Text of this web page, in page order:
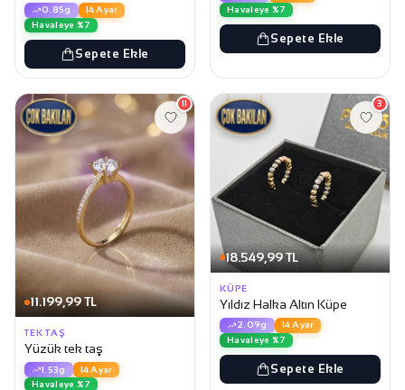
0.85g
14 Ayar
Havaleye %7
Sepete Ekle
Havaleye %7
Sepete Ekle
11.199,99 TL
11
TEK TAŞ
Yüzük tek taş
1.53g
14 Ayar
Havaleye %7
18.549,99 TL
3
KÜPE
Yıldız Halka Altın Küpe
2.09g
14 Ayar
Havaleye %7
Sepete Ekle